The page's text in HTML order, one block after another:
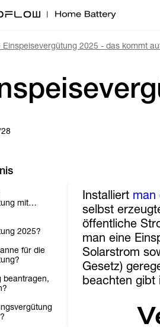
Einspeisevergütung 2025 - das kommt
mit
2025?
für die
beantragen,
Installiert man
selbst
öffentliche
man eine
Solarstrom
Gesetz)
beachten gibt